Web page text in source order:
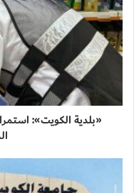
«بلدية الكويت»: